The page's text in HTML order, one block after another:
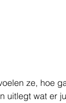
ze, hoe
uitlegt wat er